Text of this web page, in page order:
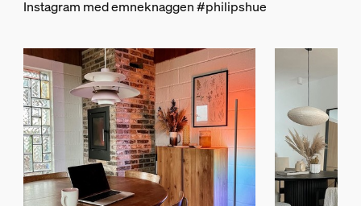
Instagram med emneknaggen #philipshue